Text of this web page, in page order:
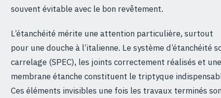
souvent évitable avec le bon revêtement.
L’étanchéité mérite une attention particulière, surtout
pour une douche à l’italienne. Le système d’étanchéité
carrelage (SPEC), les joints correctement réalisés et une
membrane étanche constituent le triptyque
Ces éléments invisibles une fois les travaux terminés